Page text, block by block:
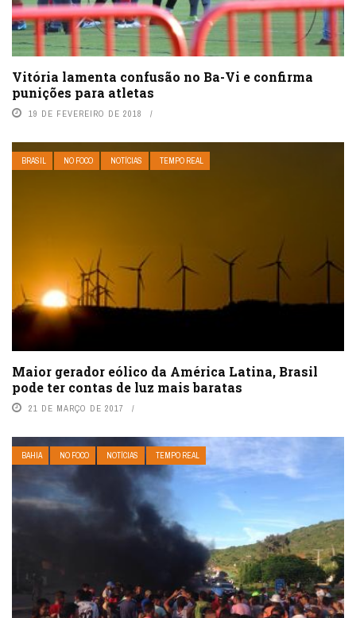
Vitória lamenta confusão no Ba-Vi e confirma
punições para atletas
19 DE FEVEREIRO DE 2018
BRASIL NO FOCO NOTÍCIAS TEMPO REAL
Maior gerador eólico da América Latina, Brasil
pode ter contas de luz mais baratas
21 DE MARÇO DE 2017
BAHIA NO FOCO NOTÍCIAS TEMPO REAL